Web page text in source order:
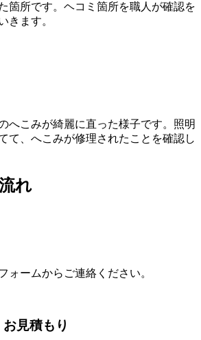
箇所です。ヘコミ箇所を職人が確認を
きます。
へこみが綺麗に直った様子です。照明
て、へこみが修理されたことを確認し
れ
ォームからご連絡ください。
見積もり